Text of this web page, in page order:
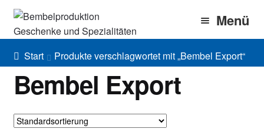
Zur
Navigation
Zum
Inhalt
Menü
Home
Bembel Shop
Start Produkte verschlagwortet mit „Bembel Export“
Bembel Export